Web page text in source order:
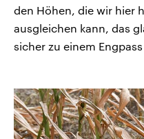
den Höhen, die wir hier
ausgleichen kann, das
sicher zu einem